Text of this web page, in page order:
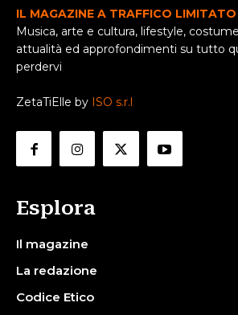
IL MAGAZINE A TRAFFICO LIMITATO
Musica, arte e cultura, lifestyle,
attualità ed approfondimenti su tutto
perdervi
ZetaTiElle by ISO s.r.l
Esplora
Il magazine
La redazione
Codice Etico